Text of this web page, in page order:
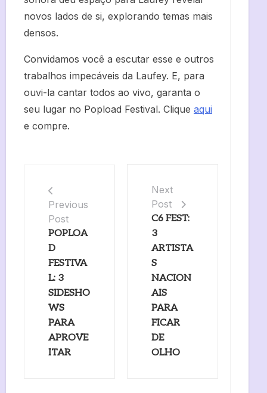
novos lados de si, explorando temas mais
densos.
Convidamos você a escutar esse e outros
trabalhos impecáveis da Laufey. E, para
ouvi-la cantar todos ao vivo, garanta o
seu lugar no Popload Festival. Clique aqui
e compre.
Previous
Post
POPLOA
D
FESTIVA
L: 3
SIDESHO
WS
PARA
APROVE
ITAR
Next
Post
C6 FEST:
3
ARTISTA
S
NACION
AIS
PARA
FICAR
DE
OLHO